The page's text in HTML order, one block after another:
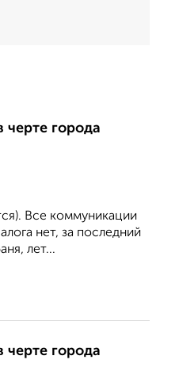
города
Все коммуникации
нет, за последний
лет...
города